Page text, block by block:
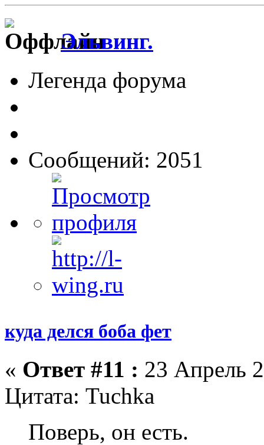
Эльвинг.
Легенда форума
Сообщений: 2051
куда делся боба фет
« Ответ #11 : 23 Апрель
Цитата: Tuchka
Поверь, он есть.